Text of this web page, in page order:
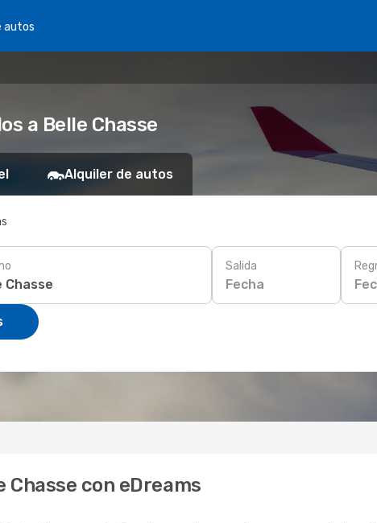
autos
a Belle Chasse
Alquiler de autos
Salida
Fecha
Chasse con eDreams